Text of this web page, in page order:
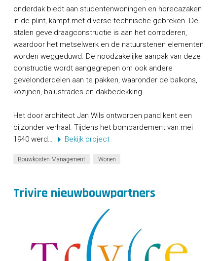
onderdak biedt aan studentenwoningen en horecazaken
in de plint, kampt met diverse technische gebreken. De
stalen geveldraagconstructie is aan het corroderen,
waardoor het metselwerk en de natuurstenen elementen
worden weggeduwd. De noodzakelijke aanpak van deze
constructie wordt aangegrepen om ook andere
gevelonderdelen aan te pakken, waaronder de balkons,
kozijnen, balustrades en dakbedekking.
Het door architect Jan Wils ontworpen pand kent een
bijzonder verhaal. Tijdens het bombardement van mei
1940 werd…
Bekijk project
Bouwkosten Management Wonen
Trivire nieuwbouwpartners